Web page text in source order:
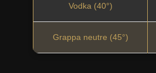
Vodka (40°)
Grappa neutre (45°)